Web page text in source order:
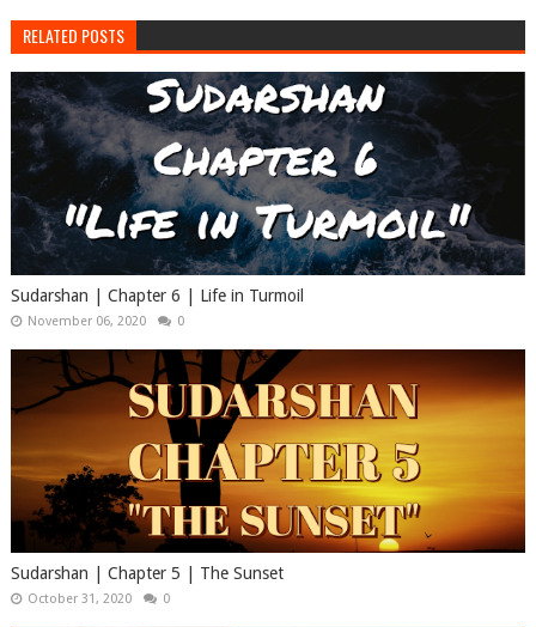
RELATED POSTS
Sudarshan | Chapter 6 | Life in Turmoil
November 06, 2020 0
Sudarshan | Chapter 5 | The Sunset
October 31, 2020 0